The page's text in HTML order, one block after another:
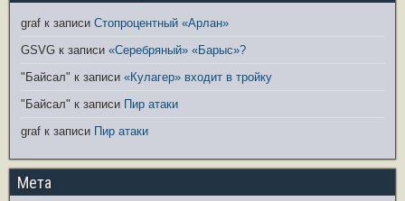
graf к записи Стопроцентный «Арлан»
GSVG к записи «Серебряный» «Барыс»?
"Байсал" к записи «Кулагер» входит в тройку
"Байсал" к записи Пир атаки
graf к записи Пир атаки
Мета